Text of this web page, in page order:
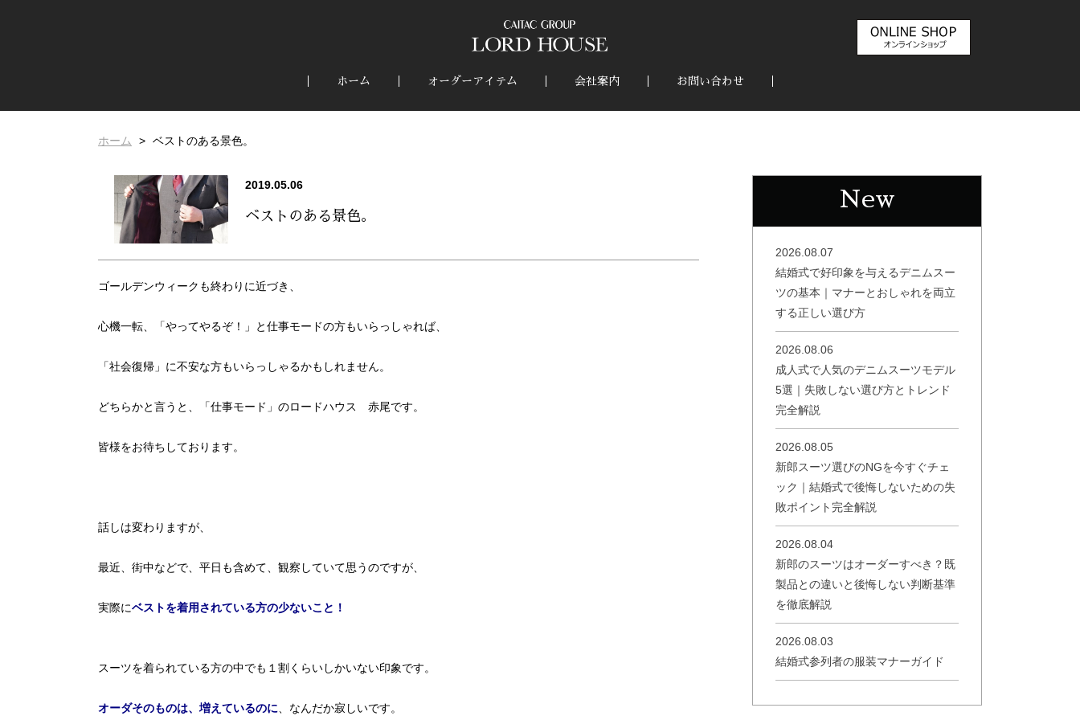
ホーム オーダーアイテム 会社案内 お問い合わせ
ホーム ベストのある景色。
2019.05.06
ベストのある景色。
ゴールデンウィークも終わりに近づき、
心機一転、「やってやるぞ！」と仕事モードの方もいらっしゃれば、
「社会復帰」に不安な方もいらっしゃるかもしれません。
どちらかと言うと、「仕事モード」のロードハウス 赤尾です。
皆様をお待ちしております。
話しは変わりますが、
最近、街中などで、平日も含めて、観察していて思うのですが、
実際にベストを着用されている方の少ないこと！
スーツを着られている方の中でも１割くらいしかいない印象です。
オーダそのものは、増えているのに 、なんだか寂しいです。
New
2026.08.07
結婚式で好印象を与えるデニムスー
ツの基本｜マナーとおしゃれを両立
する正しい選び方
2026.08.06
成人式で人気のデニムスーツモデル
5選｜失敗しない選び方とトレンド
完全解説
2026.08.05
新郎スーツ選びのNGを今すぐチェ
ック｜結婚式で後悔しないための失
敗ポイント完全解説
2026.08.04
新郎のスーツはオーダーすべき？既
製品との違いと後悔しない判断基準
を徹底解説
2026.08.03
結婚式参列者の服装マナーガイド